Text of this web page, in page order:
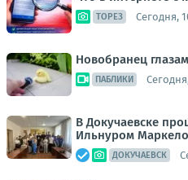
ТОРЕЗ Сегодня,
Новобранец
ПАБЛИКИ
В Докучаевске
Ильнуром
ДОКУЧАЕВСК